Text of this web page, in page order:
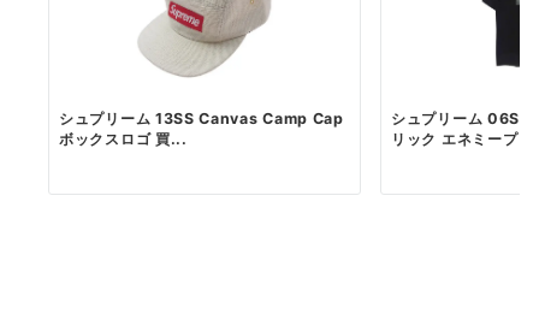
シュプリーム 13SS Canvas Camp Cap
ボックスロゴ 買...
シュプリーム 06SS
リック エネミープ